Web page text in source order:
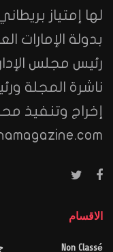
لها إمتياز
بدولة الإمارات
رئيس مجلس
ناشرة المجلة
إخراج وتنفيذ
الاقسام
Non Classé